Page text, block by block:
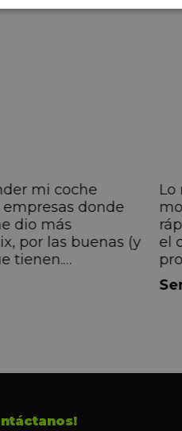
mi coche
donde
dio más
por las buenas (y
tienen.
ha sido
ha sido siempre
Lo
el